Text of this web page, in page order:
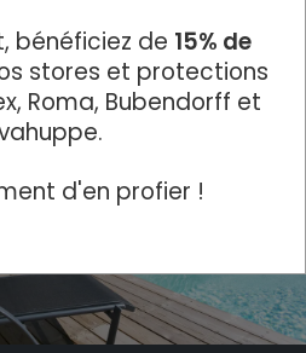
bénéficiez de 15% de
stores et protections
Roma, Bubendorff et
d'en profier !